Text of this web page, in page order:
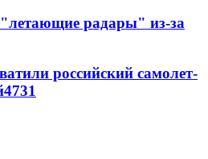
радары" из-за
российский самолет-
4731